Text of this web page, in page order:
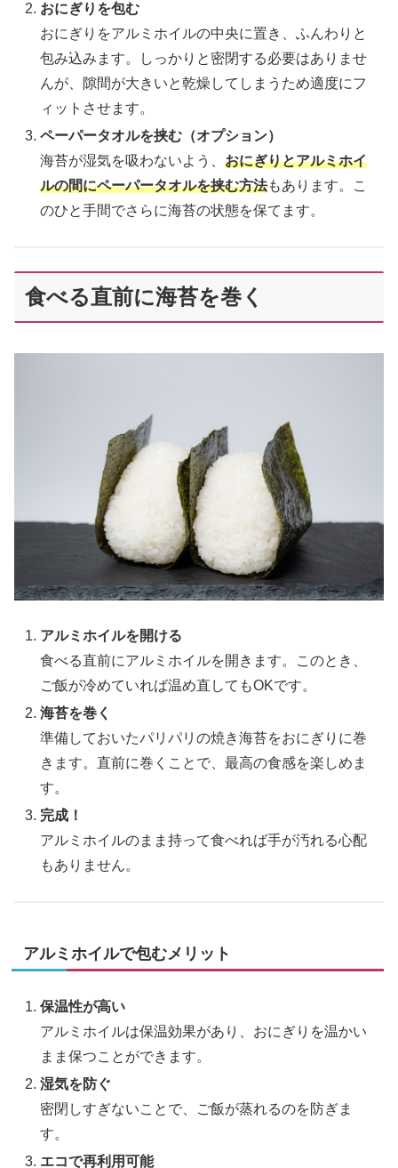
おにぎりを包む
おにぎりをアルミホイルの中央に置き、ふんわりと
包み込みます。しっかりと密閉する必要はありませ
んが、隙間が大きいと乾燥してしまうため適度にフ
ィットさせます。
ペーパータオルを挟む（オプション）
海苔が湿気を吸わないよう、おにぎりとアルミホイ
ルの間にペーパータオルを挟む方法もあります。こ
のひと手間でさらに海苔の状態を保てます。
食べる直前に海苔を巻く
アルミホイルを開ける
食べる直前にアルミホイルを開きます。このとき、
ご飯が冷めていれば温め直してもOKです。
海苔を巻く
準備しておいたパリパリの焼き海苔をおにぎりに巻
きます。直前に巻くことで、最高の食感を楽しめま
す。
完成！
アルミホイルのまま持って食べれば手が汚れる心配
もありません。
アルミホイルで包むメリット
保温性が高い
アルミホイルは保温効果があり、おにぎりを温かい
まま保つことができます。
湿気を防ぐ
密閉しすぎないことで、ご飯が蒸れるのを防ぎま
す。
エコで再利用可能